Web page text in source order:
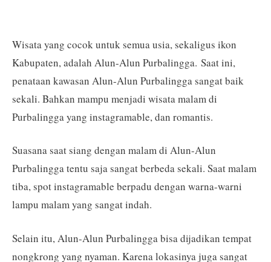
Wisata yang cocok untuk semua usia, sekaligus ikon
Kabupaten, adalah Alun-Alun Purbalingga. Saat ini,
penataan kawasan Alun-Alun Purbalingga sangat baik
sekali. Bahkan mampu menjadi wisata malam di
Purbalingga yang instagramable, dan romantis.
Suasana saat siang dengan malam di Alun-Alun
Purbalingga tentu saja sangat berbeda sekali. Saat malam
tiba, spot instagramable berpadu dengan warna-warni
lampu malam yang sangat indah.
Selain itu, Alun-Alun Purbalingga bisa dijadikan tempat
nongkrong yang nyaman. Karena lokasinya juga sangat